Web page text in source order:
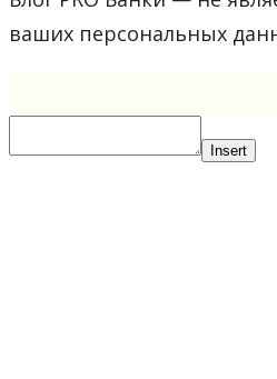
ваших персональных
Insert